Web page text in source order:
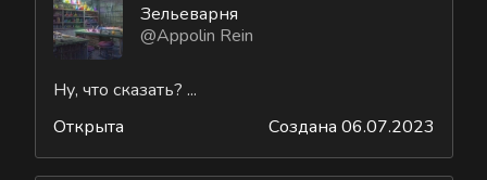
Зельеварня
@Appolin Rein
Ну, что сказать? ...
Открыта
Создана 06.07.2023